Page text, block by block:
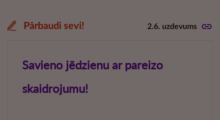
Pārbaudi sevi! 2.6. uzdevums